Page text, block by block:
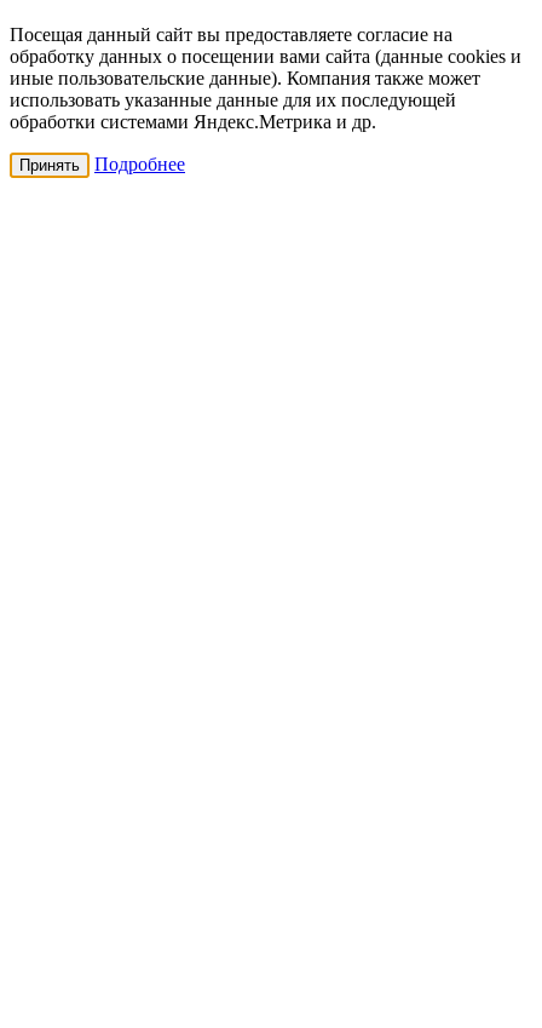
Посещая данный сайт вы предоставляете согласие на
обработку данных о посещении вами сайта (данные cookies и
иные пользовательские данные). Компания также может
использовать указанные данные для их последующей
обработки системами Яндекс.Метрика и др.
Принять Подробнее